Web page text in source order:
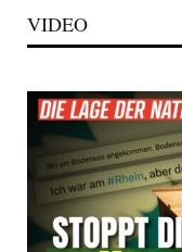
VIDEO